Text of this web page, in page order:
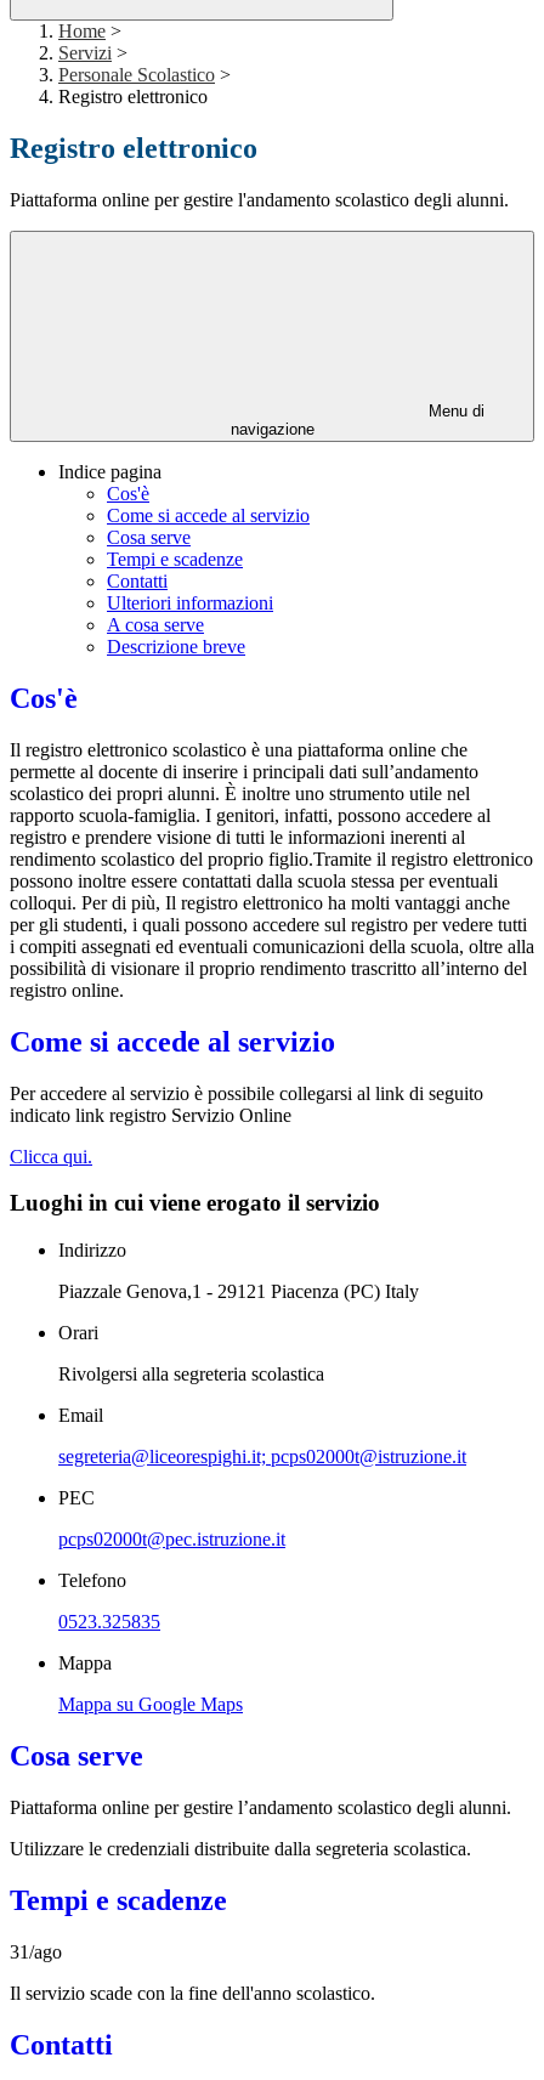
Home >
Servizi >
Personale Scolastico >
Registro elettronico
Registro elettronico
Piattaforma online per gestire l'andamento scolastico degli alunni.
Menu di
navigazione
Indice pagina
Cos'è
Come si accede al servizio
Cosa serve
Tempi e scadenze
Contatti
Ulteriori informazioni
A cosa serve
Descrizione breve
Cos'è
Il registro elettronico scolastico è una piattaforma online che
permette al docente di inserire i principali dati sull’andamento
scolastico dei propri alunni. È inoltre uno strumento utile nel
rapporto scuola-famiglia. I genitori, infatti, possono accedere al
registro e prendere visione di tutti le informazioni inerenti al
rendimento scolastico del proprio figlio.Tramite il registro elettronico
possono inoltre essere contattati dalla scuola stessa per eventuali
colloqui. Per di più, Il registro elettronico ha molti vantaggi anche
per gli studenti, i quali possono accedere sul registro per vedere tutti
i compiti assegnati ed eventuali comunicazioni della scuola, oltre alla
possibilità di visionare il proprio rendimento trascritto all’interno del
registro online.
Come si accede al servizio
Per accedere al servizio è possibile collegarsi al link di seguito
indicato link registro Servizio Online
Clicca qui.
Luoghi in cui viene erogato il servizio
Indirizzo
Piazzale Genova,1 - 29121 Piacenza (PC) Italy
Orari
Rivolgersi alla segreteria scolastica
Email
segreteria@liceorespighi.it; pcps02000t@istruzione.it
PEC
pcps02000t@pec.istruzione.it
Telefono
0523.325835
Mappa
Mappa su Google Maps
Cosa serve
Piattaforma online per gestire l’andamento scolastico degli alunni.
Utilizzare le credenziali distribuite dalla segreteria scolastica.
Tempi e scadenze
31/ago
Il servizio scade con la fine dell'anno scolastico.
Contatti